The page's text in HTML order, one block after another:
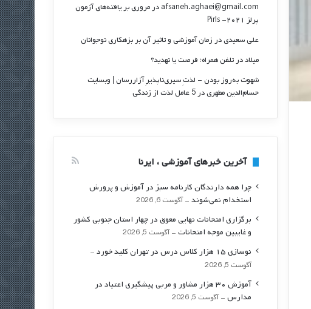
afsaneh.aghaei@gmail.com درمروری بر یافته‌های آزمون
پرلز ۲۰۲۱- Pirls
علی سعیدیدر زمان آموزشی و تاثیر آن بر بزهکاری نوجوانان
میلاددرتلفن همراه؛ فرصت يا تهديد؟
شهوت به‌روز بودن - لذتِ سیری‌ناپذیرِ آزاررسان | وبسایت
حسام‌الدین مطهریدر5 عامل لذت از زندگی
آخرین خبرهای آموزشی ، ایرنا
چرا همه دارندگان کارنامه سبز در آموزش و پرورش
استخدام نمی‌شوند
آگوست 6, 2026
برگزاری امتحانات نهایی معوق در چهار استان جنوبی کشور
و غایبین موجه امتحانات
آگوست 5, 2026
نوسازی ۱۵ هزار کلاس درس در تهران کلید خورد
آگوست 5, 2026
آموزش ۳۰ هزار مشاور و مربی پیشگیری اعتیاد در
مدارس
آگوست 5, 2026